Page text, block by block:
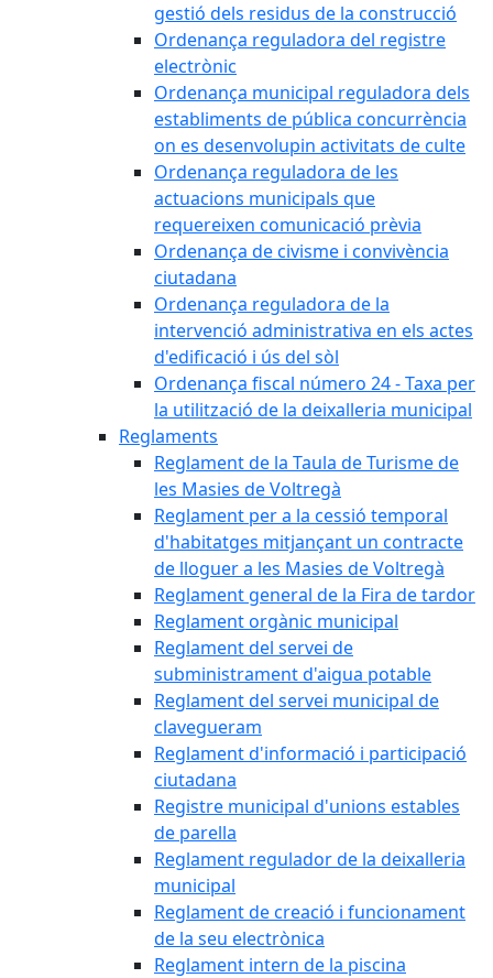
gestió dels residus de la construcció
Ordenança reguladora del registre
electrònic
Ordenança municipal reguladora dels
establiments de pública concurrència
on es desenvolupin activitats de culte
Ordenança reguladora de les
actuacions municipals que
requereixen comunicació prèvia
Ordenança de civisme i convivència
ciutadana
Ordenança reguladora de la
intervenció administrativa en els actes
d'edificació i ús del sòl
Ordenança fiscal número 24 - Taxa per
la utilització de la deixalleria municipal
Reglaments
Reglament de la Taula de Turisme de
les Masies de Voltregà
Reglament per a la cessió temporal
d'habitatges mitjançant un contracte
de lloguer a les Masies de Voltregà
Reglament general de la Fira de tardor
Reglament orgànic municipal
Reglament del servei de
subministrament d'aigua potable
Reglament del servei municipal de
clavegueram
Reglament d'informació i participació
ciutadana
Registre municipal d'unions estables
de parella
Reglament regulador de la deixalleria
municipal
Reglament de creació i funcionament
de la seu electrònica
Reglament intern de la piscina